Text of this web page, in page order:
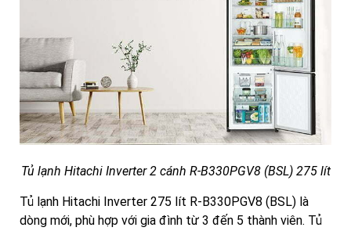
Tủ lạnh Hitachi Inverter 2 cánh R-B330PGV8 (BSL) 275 lít
Tủ lạnh Hitachi Inverter 275 lít R-B330PGV8 (BSL) là
dòng mới, phù hợp với gia đình từ 3 đến 5 thành viên. Tủ